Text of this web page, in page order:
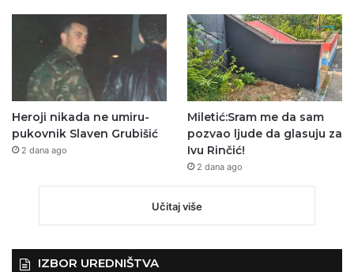
Heroji nikada ne umiru-
pukovnik Slaven Grubišić
2 dana ago
Miletić:Sram me da sam
pozvao ljude da glasuju za
Ivu Rinčić!
2 dana ago
Učitaj više
IZBOR UREDNIŠTVA